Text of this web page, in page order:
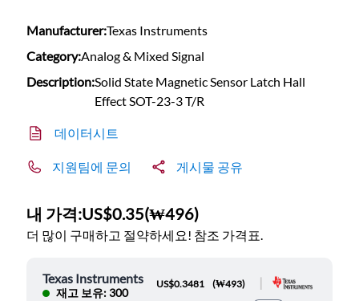
Manufacturer:Texas Instruments
Category:Analog & Mixed Signal
Description:Solid State Magnetic Sensor Latch Hall
Effect SOT-23-3 T/R
데이터시트
지원팀에 문의 게시물 공유
내 가격:US$0.35(₩496)
더 많이 구매하고 절약하세요! 참조 가격표.
Texas Instruments
재고 보유: 300
US$0.3481 (₩493)